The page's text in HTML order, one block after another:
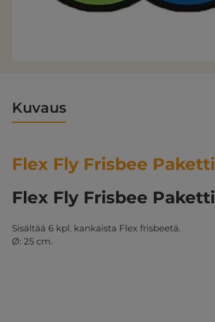
Kuvaus
Flex Fly Frisbee Paketti
Flex Fly Frisbee Paketti
Sisältää 6 kpl. kankaista Flex frisbeetä.
Ø: 25 cm.